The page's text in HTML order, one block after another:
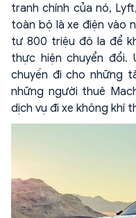
tranh chính của nó,
toàn bộ là xe điện vào
tư 800 triệu đô la để
thực hiện chuyển đổi.
chuyến đi cho những
những người thuê
dịch vụ đi xe không khí